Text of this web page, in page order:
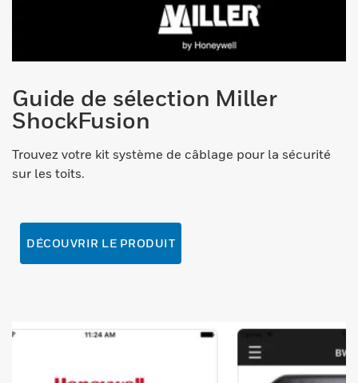
Guide de sélection Miller
ShockFusion
Trouvez votre kit système de câblage pour la sécurité
sur les toits.
DÉCOUVRIR LE PRODUIT